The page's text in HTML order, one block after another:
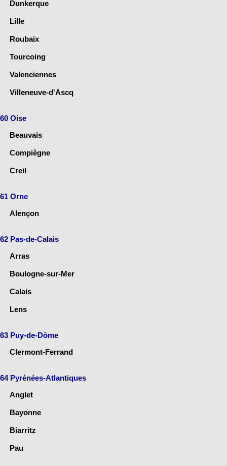
Dunkerque
Lille
Roubaix
Tourcoing
Valenciennes
Villeneuve-d'Ascq
60 Oise
Beauvais
Compiègne
Creil
61 Orne
Alençon
62 Pas-de-Calais
Arras
Boulogne-sur-Mer
Calais
Lens
63 Puy-de-Dôme
Clermont-Ferrand
64 Pyrénées-Atlantiques
Anglet
Bayonne
Biarritz
Pau